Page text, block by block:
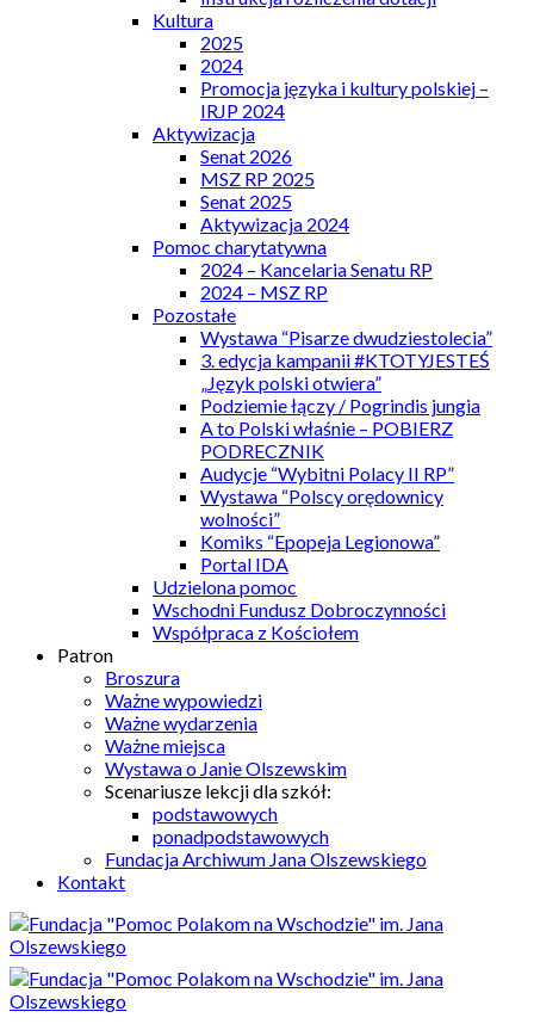
Kultura
2025
2024
Promocja języka i kultury polskiej –
IRJP 2024
Aktywizacja
Senat 2026
MSZ RP 2025
Senat 2025
Aktywizacja 2024
Pomoc charytatywna
2024 – Kancelaria Senatu RP
2024 – MSZ RP
Pozostałe
Wystawa “Pisarze dwudziestolecia”
3. edycja kampanii #KTOTYJESTEŚ
„Język polski otwiera”
Podziemie łączy / Pogrindis jungia
A to Polski właśnie – POBIERZ
PODRECZNIK
Audycje “Wybitni Polacy II RP”
Wystawa “Polscy orędownicy
wolności”
Komiks “Epopeja Legionowa”
Portal IDA
Udzielona pomoc
Wschodni Fundusz Dobroczynności
Współpraca z Kościołem
Patron
Broszura
Ważne wypowiedzi
Ważne wydarzenia
Ważne miejsca
Wystawa o Janie Olszewskim
Scenariusze lekcji dla szkół:
podstawowych
ponadpodstawowych
Fundacja Archiwum Jana Olszewskiego
Kontakt